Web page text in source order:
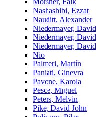
Nashashibi, Ezzat
Nauditt, Alexander
Niedermayer, David
Niedermayer, David
Niedermayer, David
Nio
Palmeri, Martín
Paniati, Ginevra
Pavone, Karola
Pesce, Miguel
Peters, Melvin
Pike, David John